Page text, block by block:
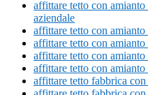
affittare tetto con
aziendale
affittare tetto con
affittare tetto con
affittare tetto con
affittare tetto con
affittare tetto fabbrica